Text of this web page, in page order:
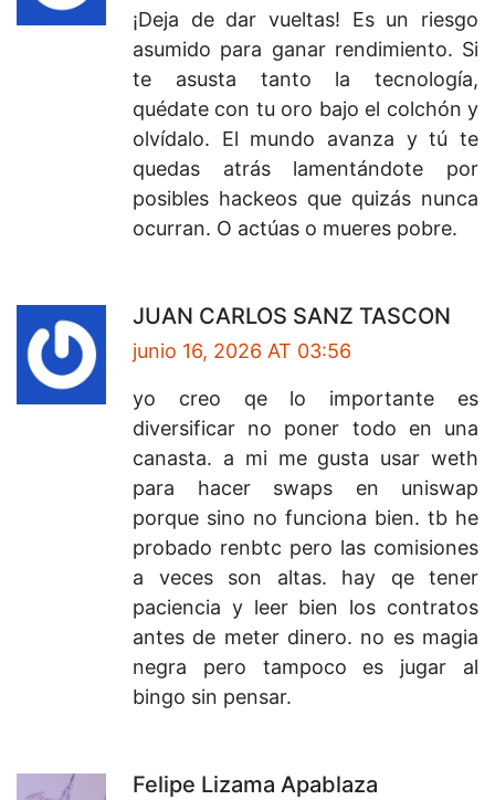
¡Deja de dar vueltas! Es un riesgo
asumido para ganar rendimiento. Si
te asusta tanto la tecnología,
quédate con tu oro bajo el colchón y
olvídalo. El mundo avanza y tú te
quedas atrás lamentándote por
posibles hackeos que quizás nunca
ocurran. O actúas o mueres pobre.
JUAN CARLOS SANZ TASCON
junio 16, 2026 AT 03:56
yo creo qe lo importante es
diversificar no poner todo en una
canasta. a mi me gusta usar weth
para hacer swaps en uniswap
porque sino no funciona bien. tb he
probado renbtc pero las comisiones
a veces son altas. hay qe tener
paciencia y leer bien los contratos
antes de meter dinero. no es magia
negra pero tampoco es jugar al
bingo sin pensar.
Felipe Lizama Apablaza